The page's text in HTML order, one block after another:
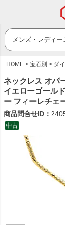
HOME 宝石別 ダ
ネックレス オパ
イエローゴール
ー フィーレチェ
商品問合せID：
中古